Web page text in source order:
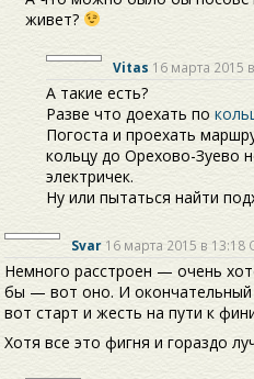
живет?
Vitas 16 марта 2015
А такие есть?
Разве что доехать по
Погоста и проехать
кольцу до Орехово-Зуево
электричек.
Ну или пытаться найти
Svar 16 марта 2015 в 13:18
Немного расстроен — очень
бы — вот оно. И
вот старт и жесть на пути к
Хотя все это фигня и гораздо